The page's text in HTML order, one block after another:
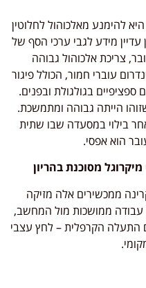
להימנע מאלכוהול לחלוטין
עדיין מידע לגבי ערכי הסף של
צריכת אלכוהול גבוהה
עוברי חמור, הכולל פיגור
ספציפיים בגולגולת ובפנים.
הייתה גבוהה ומתמשכת.
בילוי במסעדה שבו שתית
הוא אפסי.
מסוכנת בהריון
ממכשירים אלה מזיקה
עבודה ממושכות מול המחשב,
התעלה הקרפלית – לחץ עצבי